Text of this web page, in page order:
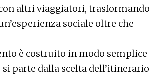
altri viaggiatori, trasformando
sociale oltre che
è costruito in modo semplice
si parte dalla scelta dell’itinerario